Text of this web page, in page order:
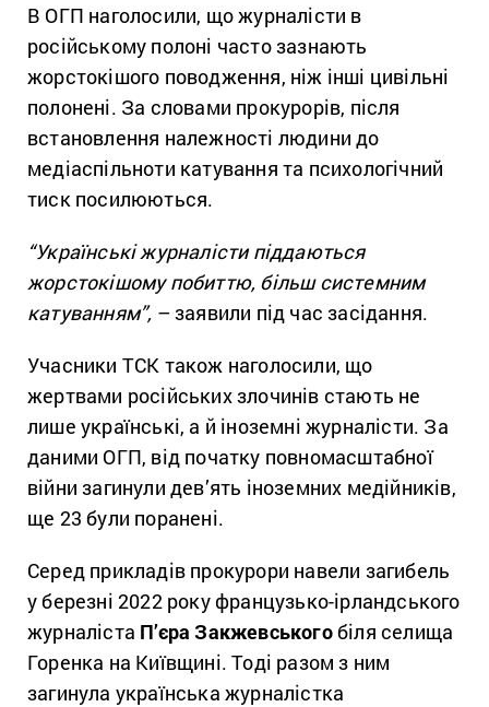
В ОГП наголосили, що журналісти в
російському полоні часто зазнають
жорстокішого поводження, ніж інші цивільні
полонені. За словами прокурорів, після
встановлення належності людини до
медіаспільноти катування та психологічний
тиск посилюються.
“Українські журналісти піддаються
жорстокішому побиттю, більш системним
катуванням”, – заявили під час засідання.
Учасники ТСК також наголосили, що
жертвами російських злочинів стають не
лише українські, а й іноземні журналісти. За
даними ОГП, від початку повномасштабної
війни загинули дев’ять іноземних медійників,
ще 23 були поранені.
Серед прикладів прокурори навели загибель
у березні 2022 року французько-ірландського
журналіста П’єра Закжевськогобіля селища
Горенка на Київщині. Тоді разом з ним
загинула українська журналістка